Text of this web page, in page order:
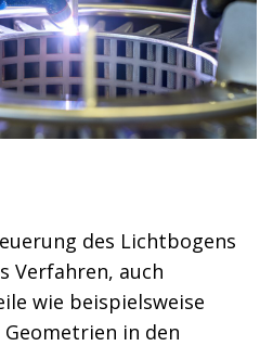
des Lichtbogens
Verfahren, auch
wie beispielsweise
in den